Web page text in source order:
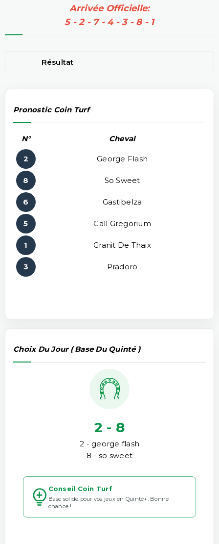
Arrivée Officielle:
5 - 2 - 7 - 4 - 3 - 8 - 1
Résultat
Pronostic Coin Turf
N° Cheval
2 George Flash
8 So Sweet
6 Gastibelza
5 Call Gregorium
1 Granit De Thaix
3 Pradoro
Choix Du Jour ( Base Du Quinté )
2 - 8
2 - george flash
8 - so sweet
Conseil Coin Turf
Base solide pour vos jeux en Quinté+. Bonne
chance !